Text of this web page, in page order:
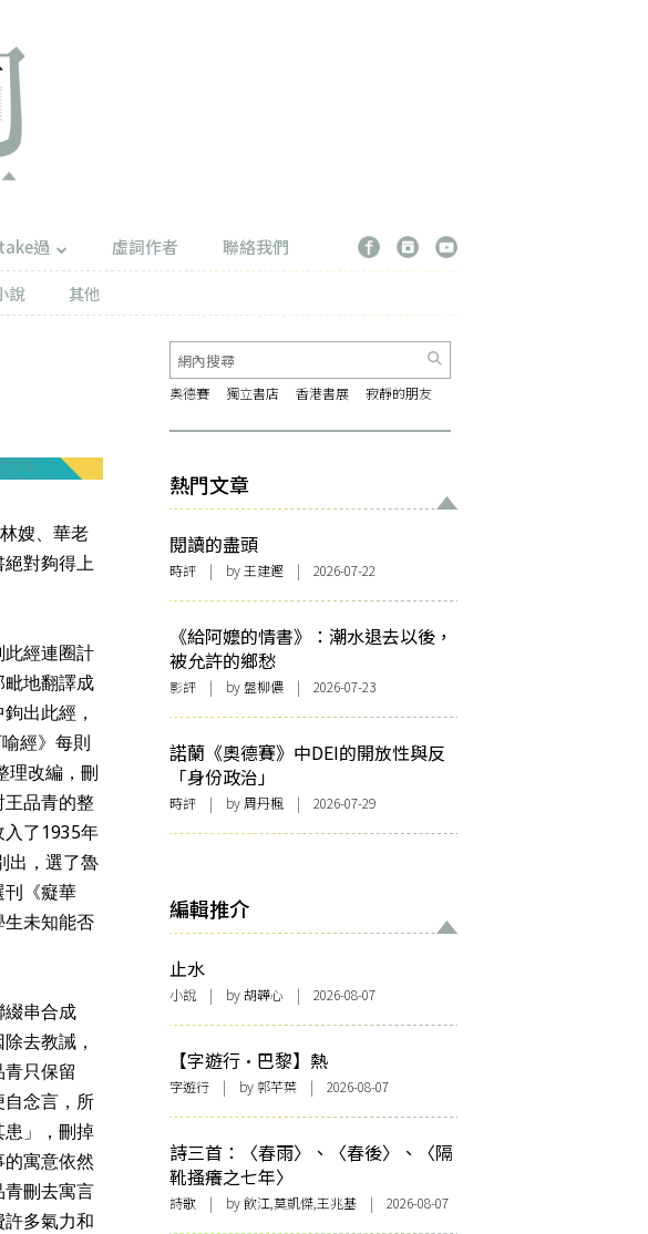
過 虛詞作者
聯絡我們
說 其他
嫂、華老
絕對夠得上
此經連圈計
地翻譯成
出此經，
經》每則
理改編，刪
王品青的整
入了1935年
出，選了魯
刊《癡華
生未知能否
綴串合成
去教誡，
只保留
自念言，所
患」，刪掉
寓意依然
青刪去寓言
多氣力和
奧德賽 獨立書店 香港書展 寂靜的朋友
熱門文章
閱讀的盡頭
時評 | by 王建鏗 | 2026-07-22
《給阿嬤的情書》：潮水退去以後，
被允許的鄉愁
影評 | by 盤柳儂 | 2026-07-23
諾蘭《奧德賽》中DEI的開放性與反
「身份政治」
時評 | by 周丹楓 | 2026-07-29
編輯推介
止水
小說 | by 胡韡心 | 2026-08-07
【字遊行·巴黎】熱
字遊行 | by 郭芊葉 | 2026-08-07
詩三首：〈春雨〉、〈春後〉、〈隔
靴搔癢之七年〉
詩歌 | by 飲江,莫凱傑,王兆基 | 2026-08-07